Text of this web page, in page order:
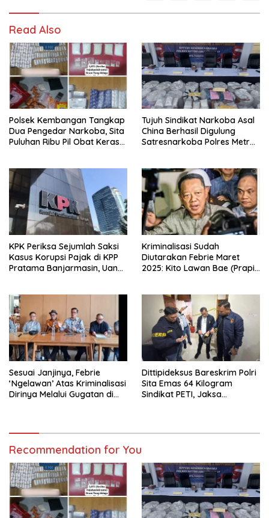
Read Also
Polsek Kembangan Tangkap
Dua Pengedar Narkoba, Sita
Puluhan Ribu Pil Obat Keras
Tujuh Sindikat Narkoba Asal
China Berhasil Digulung
Satresnarkoba Polres Metro
KPK Periksa Sejumlah Saksi
Kasus Korupsi Pajak di KPP
Pratama Banjarmasin, Uang
Kriminalisasi Sudah
Diutarakan Febrie Maret
2025: Kito Lawan Bae (Prapid
Sesuai Janjinya, Febrie
‘Ngelawan’ Atas Kriminalisasi
Dirinya Melalui Gugatan di
Dittipideksus Bareskrim Polri
Sita Emas 64 Kilogram
Sindikat PETI, Jaksa
Recommendation for You